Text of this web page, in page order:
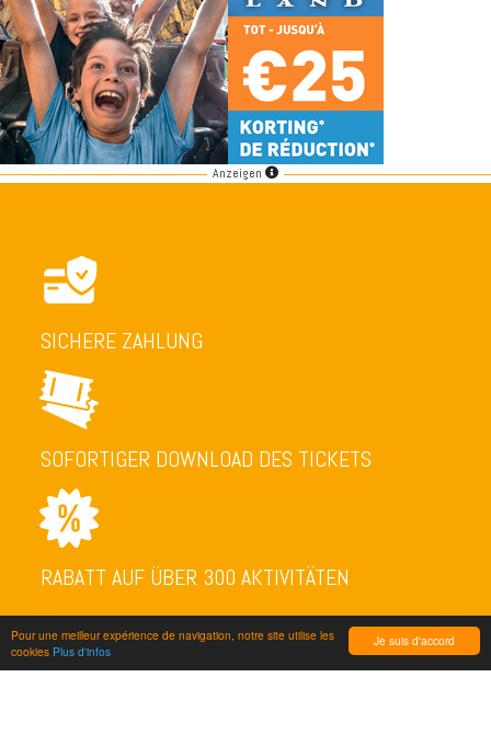
Je suis d'accord
Pour une meilleur expérience de navigation, notre site utilise les
cookies Plus d'infos
Anzeigen
SICHERE ZAHLUNG
SOFORTIGER DOWNLOAD DES TICKETS
RABATT AUF ÜBER 300 AKTIVITÄTEN